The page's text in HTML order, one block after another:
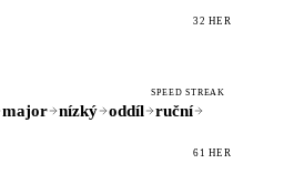
32 HER
SPEED STREAK
major nízký oddíl
ruční
61 HER